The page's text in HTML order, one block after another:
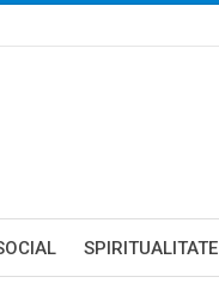
SPIRITUALITATE